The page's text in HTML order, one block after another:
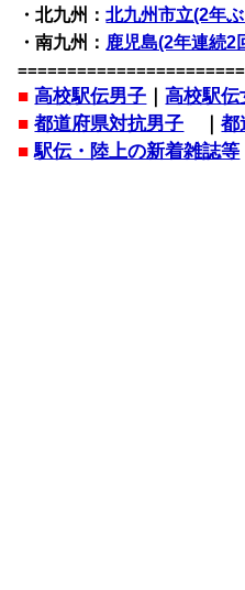
・北九州：北九州市立(2年
・南九州： 鹿児島(2年連続2
■ 高校駅伝男子 ｜高校駅伝
■ 都道府県対抗男子 ｜都
■ 駅伝・陸上の新着雑誌等